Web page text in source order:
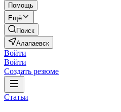
Помощь
Ещё
Поиск
Алапаевск
Войти
Войти
Создать резюме
Статьи